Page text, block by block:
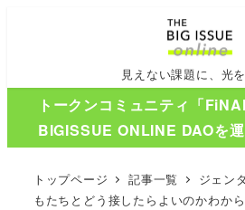
見えない課題に、光
トークンコミュニティ「
BIGISSUE ONLINE DAOを運
トップページ 記事一覧 ジェン
もたちとどう接したらよいのかわか